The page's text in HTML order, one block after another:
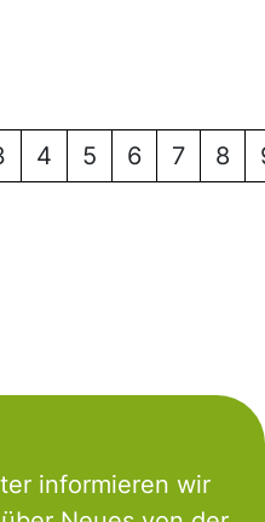
4 5 6 7 8
informieren wir